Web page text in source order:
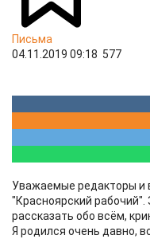
Письма
04.11.2019 09:18 577
Уважаемые редакторы и
"Красноярский рабочий".
рассказать обо всём,
Я родился очень давно,